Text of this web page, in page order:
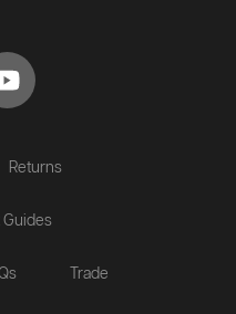
Returns
Guides
Trade